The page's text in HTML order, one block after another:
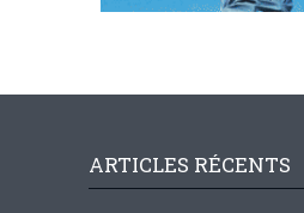
ARTICLES RÉCENTS